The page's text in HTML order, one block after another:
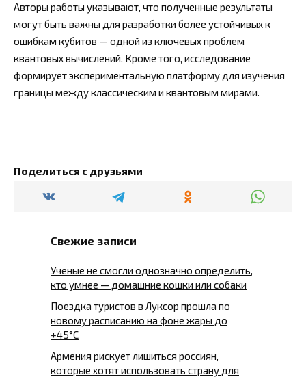
Авторы работы указывают, что полученные результаты
могут быть важны для разработки более устойчивых к
ошибкам кубитов — одной из ключевых проблем
квантовых вычислений. Кроме того, исследование
формирует экспериментальную платформу для изучения
границы между классическим и квантовым мирами.
Поделиться с друзьями
Свежие записи
Ученые не смогли однозначно определить,
кто умнее — домашние кошки или собаки
Поездка туристов в Луксор прошла по
новому расписанию на фоне жары до
+45°C
Армения рискует лишиться россиян,
которые хотят использовать страну для